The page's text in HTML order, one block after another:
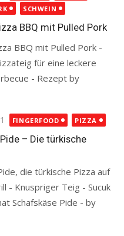
SCHWEIN
BBQ mit Pulled Pork
BBQ mit Pulled Pork -
für eine leckere
- Rezept by
FINGERFOOD PIZZA
– Die türkische
die türkische Pizza auf
- Knuspriger Teig - Sucuk
Schafskäse Pide - by